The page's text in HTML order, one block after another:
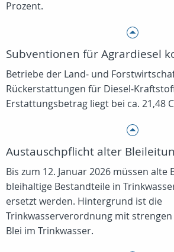
Prozent.
Subventionen für Agrardiesel
Betriebe der Land‑ und
Rückerstattungen für
Erstattungsbetrag liegt bei ca. 21,48
Austauschpflicht alter
Bis zum 12. Januar 2026 müssen alte
bleihaltige Bestandteile in
ersetzt werden. Hintergrund ist die
Trinkwasserverordnung mit
Blei im Trinkwasser.